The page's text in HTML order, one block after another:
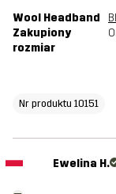
Wool Headband
Zakupiony
rozmiar
Nr produktu 10151
Ewelina H.